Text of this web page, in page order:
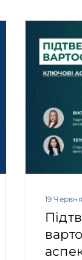
19